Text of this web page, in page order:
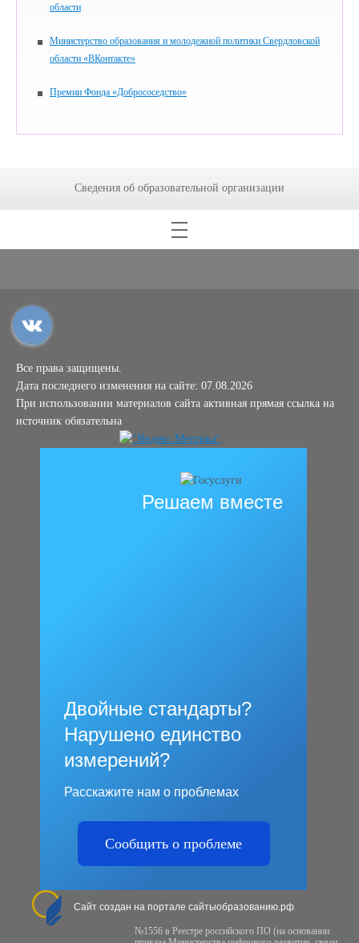
области
Министерство образования и молодежной политики Свердловской
области «ВКонтакте»
Премии Фонда «Добрососедство»
Сведения об образовательной организации
Все права защищены.
Дата последнего изменения на сайте: 07.08.2026
При использовании материалов сайта активная прямая ссылка на
источник обязательна
Решаем вместе
Двойные стандарты?
Нарушено единство
измерений?
Расскажите нам о проблемах
Сообщить о проблеме
Сайт создан на портале сайтыобразованию.рф
№1556 в Реестре российского ПО (на основании